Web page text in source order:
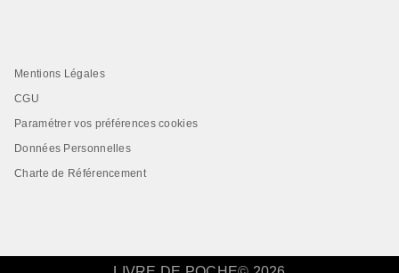
Mentions Légales
CGU
Paramétrer vos préférences cookies
Données Personnelles
Charte de Référencement